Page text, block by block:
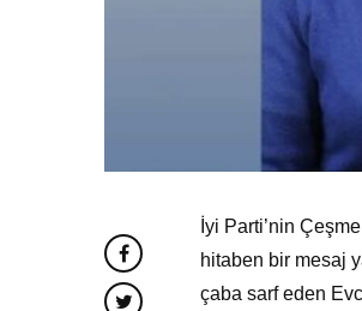
İyi Parti’nin
hitaben bir mesaj
çaba sarf eden